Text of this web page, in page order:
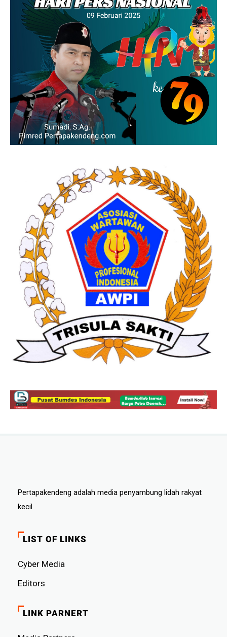
Pertapakendeng adalah media penyambung lidah rakyat
kecil
LIST OF LINKS
Cyber ​​Media
Editors
LINK PARNERT